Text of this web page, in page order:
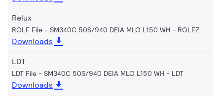
Relux
ROLF File - SM340C 50S/940 DEIA MLO L150 WH ROLFZ
Downloads
LDT
LDT File - SM340C 50S/940 DEIA MLO L150 WH LDT
Downloads